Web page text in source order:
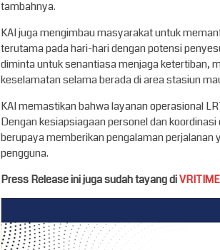
tambahnya.
KAI juga mengimbau masyarakat untuk
terutama pada hari-hari dengan potensi
diminta untuk senantiasa menjaga ketertiban,
keselamatan selama berada di area stasiun
KAI memastikan bahwa layanan operasional
Dengan kesiapsiagaan personel dan
berupaya memberikan pengalaman
pengguna.
Press Release ini juga sudah tayang di